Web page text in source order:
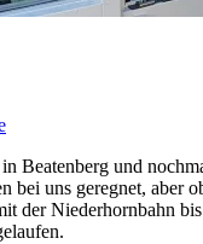
Beatenberg und
bei uns geregnet, aber
der Niederhornbahn